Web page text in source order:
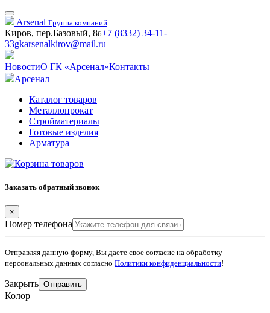
Arsenal Группа компаний
Киров, пер.Базовый, 8б+7 (8332) 34-11-
33gkarsenalkirov@mail.ru
НовостиО ГК «Арсенал»Контакты
Арсенал
Каталог товаров
Металлопрокат
Стройматериалы
Готовые изделия
Арматура
Заказать обратный звонок
×
Номер телефона
Отправляя данную форму, Вы даете свое согласие на обработку
персональных данных согласно Политики конфиденциальности!
Закрыть Отправить
Колор